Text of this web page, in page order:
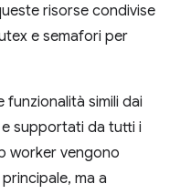
risorse condivise
e semafori per
simili dai
supportati da tutti i
worker vengono
ma a